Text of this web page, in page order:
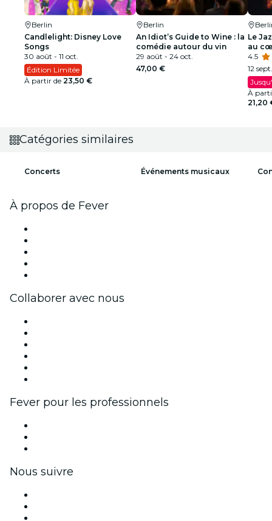
Berlin
Candlelight: Disney Love
Songs
30 août - 11 oct.
Édition Limitée
À partir de 23,50 €
Berlin
An Idiot’s Guide to Wine : la
comédie autour du vin
29 août - 24 oct.
47,00 €
Le
au
4.5
12 sept.
À
21,20
Catégories similaires
Concerts Événements musicaux
À propos de Fever
Collaborer avec nous
Fever pour les professionnels
Nous suivre